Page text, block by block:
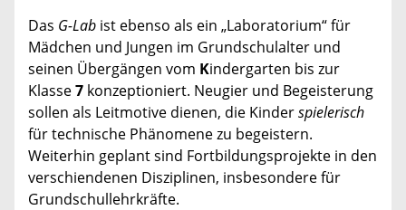
Das G-Lab ist ebenso als ein „Laboratorium“ für
Mädchen und Jungen im Grundschulalter und
seinen Übergängen vom Kindergarten bis zur
Klasse7 konzeptioniert. Neugier und Begeisterung
sollen als Leitmotive dienen, die Kinderspielerisch
für technische Phänomene zu begeistern.
Weiterhin geplant sind Fortbildungsprojekte in den
verschiendenen Disziplinen, insbesondere für
Grundschullehrkräfte.